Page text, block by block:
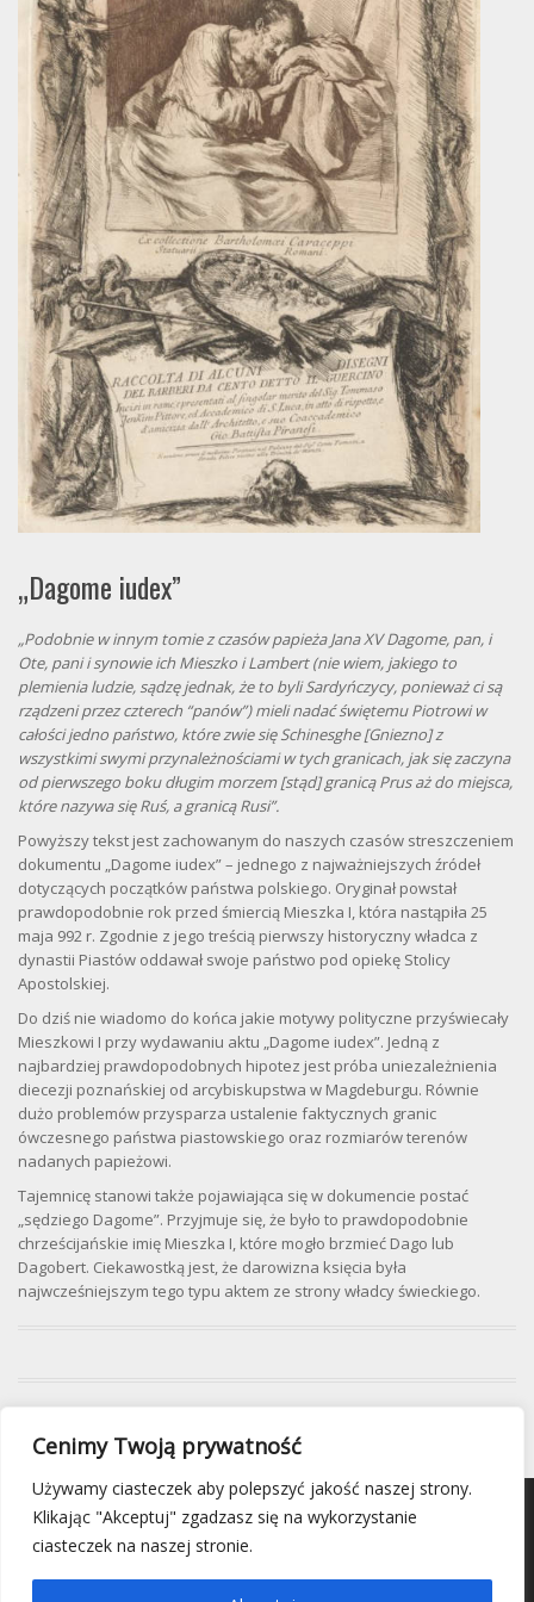
Cenimy Twoją prywatność
Używamy ciasteczek aby polepszyć jakość naszej strony.
Klikając "Akceptuj" zgadzasz się na wykorzystanie
ciasteczek na naszej stronie.
„Dagome iudex”
„Podobnie w innym tomie z czasów papieża Jana XV Dagome, pan, i
Ote, pani i synowie ich Mieszko i Lambert (nie wiem, jakiego to
plemienia ludzie, sądzę jednak, że to byli Sardyńczycy, ponieważ ci są
rządzeni przez czterech “panów”) mieli nadać świętemu Piotrowi w
całości jedno państwo, które zwie się Schinesghe [Gniezno] z
wszystkimi swymi przynależnościami w tych granicach, jak się zaczyna
od pierwszego boku długim morzem [stąd] granicą Prus aż do miejsca,
które nazywa się Ruś, a granicą Rusi”.
Powyższy tekst jest zachowanym do naszych czasów streszczeniem
dokumentu „Dagome iudex” – jednego z najważniejszych źródeł
dotyczących początków państwa polskiego. Oryginał powstał
prawdopodobnie rok przed śmiercią Mieszka I, która nastąpiła 25
maja 992 r. Zgodnie z jego treścią pierwszy historyczny władca z
dynastii Piastów oddawał swoje państwo pod opiekę Stolicy
Apostolskiej.
Do dziś nie wiadomo do końca jakie motywy polityczne przyświecały
Mieszkowi I przy wydawaniu aktu „Dagome iudex”. Jedną z
najbardziej prawdopodobnych hipotez jest próba uniezależnienia
diecezji poznańskiej od arcybiskupstwa w Magdeburgu. Równie
dużo problemów przysparza ustalenie faktycznych granic
ówczesnego państwa piastowskiego oraz rozmiarów terenów
nadanych papieżowi.
Tajemnicę stanowi także pojawiająca się w dokumencie postać
„sędziego Dagome”. Przyjmuje się, że było to prawdopodobnie
chrześcijańskie imię Mieszka I, które mogło brzmieć Dago lub
Dagobert. Ciekawostką jest, że darowizna księcia była
najwcześniejszym tego typu aktem ze strony władcy świeckiego.